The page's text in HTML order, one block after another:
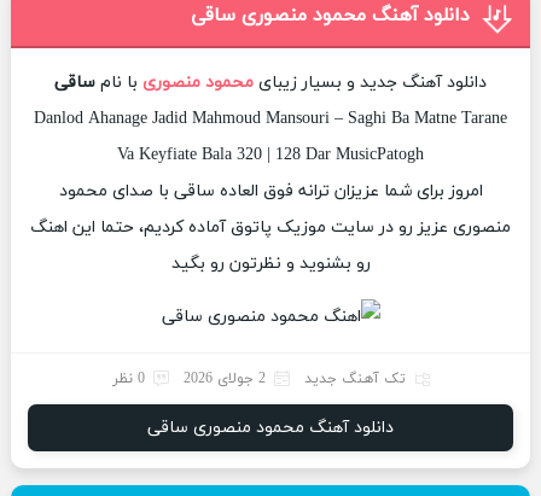
دانلود آهنگ محمود منصوری ساقی
دانلود آهنگ جدید و بسیار زیبای محمود منصوری با نام ساقی
Danlod Ahanage Jadid Mahmoud Mansouri – Saghi Ba Matne Tarane
Va Keyfiate Bala 320 | 128 Dar MusicPatogh
امروز برای شما عزیزان ترانه فوق العاده ساقی با صدای محمود
منصوری عزیز رو در سایت موزیک پاتوق آماده کردیم، حتما این اهنگ
رو بشنوید و نظرتون رو بگید
تک آهنگ جدید 2 جولای 2026 0 نظر
دانلود آهنگ محمود منصوری ساقی